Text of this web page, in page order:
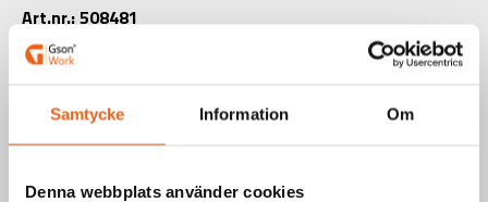
Samtycke Information Om
Denna webbplats använder cookies
Art.nr.: 508481
EAN-kod: 7340090221286